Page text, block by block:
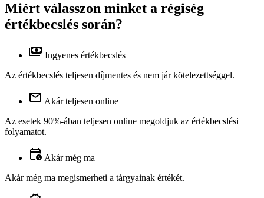
Miért válasszon minket a régiség
értékbecslés során?
Ingyenes értékbecslés
Az értékbecslés teljesen díjmentes és nem jár kötelezettséggel.
Akár teljesen online
Az esetek 90%-ában teljesen online megoldjuk az értékbecslési
folyamatot.
Akár még ma
Akár még ma megismerheti a tárgyainak értékét.